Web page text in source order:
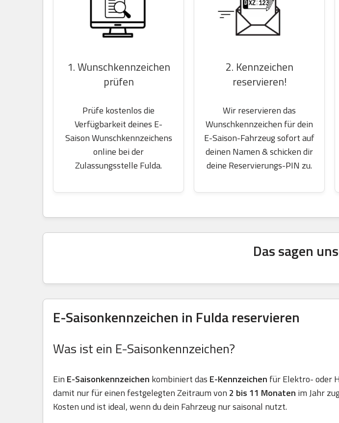
1. Wunschkennzeichen
prüfen
Prüfe kostenlos die
Verfügbarkeit deines E-
Saison Wunschkennzeichens
online bei der
Zulassungsstelle Fulda.
2. Kennzeichen
reservieren!
Wir reservieren das
Wunschkennzeichen für dein
E-Saison-Fahrzeug sofort auf
deinen Namen & schicken dir
deine Reservierungs-PIN zu.
Das sagen
E-Saisonkennzeichen in Fulda reservieren
Was ist ein E-Saisonkennzeichen?
Ein E-Saisonkennzeichen kombiniert das E-Kennzeichen für Elektro- oder
damit nur für einen festgelegten Zeitraum von 2 bis 11 Monaten im Jahr
Kosten und ist ideal, wenn du dein Fahrzeug nur saisonal nutzt.